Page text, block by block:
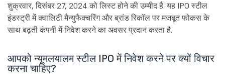
शुक्रवार, दिसंबर 27, 2024 को लिस्ट होने की उम्मीद है. यह IPO स्टील
इंडस्ट्री में क्वालिटी मैन्युफैक्चरिंग और ब्रांड रिकॉल पर मजबूत फोकस के
साथ बढ़ती कंपनी में निवेश करने का अवसर प्रदान करता है.
आपको न्यूमलयालम स्टील IPO में निवेश करने पर क्यों विचार
करना चाहिए?